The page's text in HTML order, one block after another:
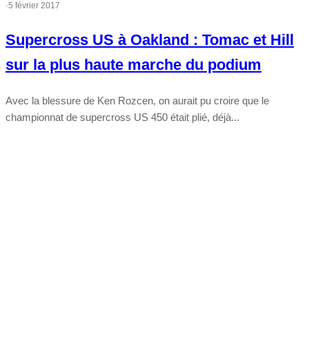
·5 février 2017
Supercross US à Oakland : Tomac et Hill
sur la plus haute marche du podium
Avec la blessure de Ken Rozcen, on aurait pu croire que le
championnat de supercross US 450 était plié, déjà...